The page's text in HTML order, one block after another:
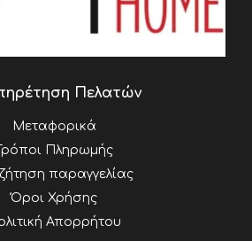
Πελατών
Μεταφορικά
Πληρωμής
παραγγελίας
Όροι Χρήσης
Απορρήτου